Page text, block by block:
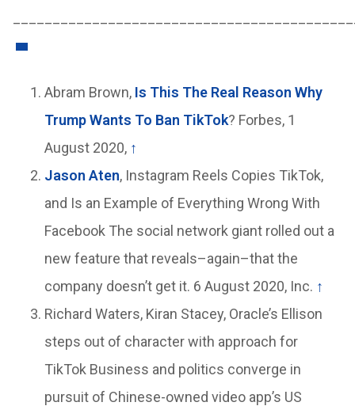
Abram Brown, Is This The Real Reason Why
Trump Wants To Ban TikTok? Forbes, 1
August 2020, ↑
Jason Aten, Instagram Reels Copies TikTok,
and Is an Example of Everything Wrong With
Facebook The social network giant rolled out a
new feature that reveals–again–that the
company doesn’t get it. 6 August 2020, Inc. ↑
Richard Waters, Kiran Stacey, Oracle’s Ellison
steps out of character with approach for
TikTok Business and politics converge in
pursuit of Chinese-owned video app’s US